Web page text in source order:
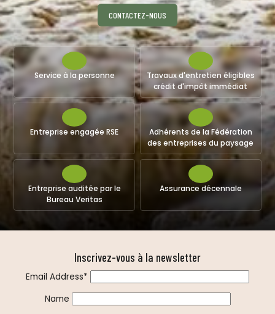
CONTACTEZ-NOUS
Service à la personne
Travaux d'entretien éligibles
crédit d'impôt immédiat
Entreprise engagée RSE
Adhérents de la Fédération
des entreprises du paysage
Entreprise auditée par le
Bureau Veritas
Assurance décennale
Inscrivez-vous à la newsletter
Email Address*
Name